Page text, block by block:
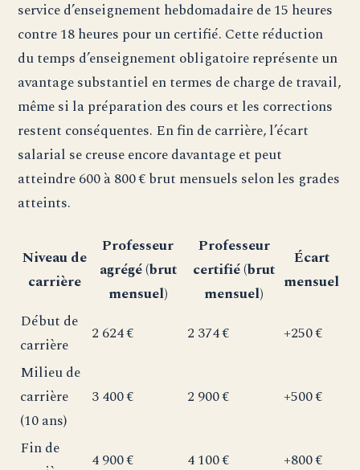
service d’enseignement hebdomadaire de 15 heures
contre 18 heures pour un certifié. Cette réduction
du temps d’enseignement obligatoire représente un
avantage substantiel en termes de charge de travail,
même si la préparation des cours et les corrections
restent conséquentes. En fin de carrière, l’écart
salarial se creuse encore davantage et peut
atteindre 600 à 800 € brut mensuels selon les grades
atteints.
Niveau de
carrière
Professeur
agrégé (brut
mensuel)
Professeur
certifié (brut
mensuel)
Écart
mensuel
Début de
carrière
2 624 € 2 374 €
+250 €
Milieu de
carrière
(10 ans)
3 400 € 2 900 € +500 €
Fin de
4 900 € 4 100 € +800 €